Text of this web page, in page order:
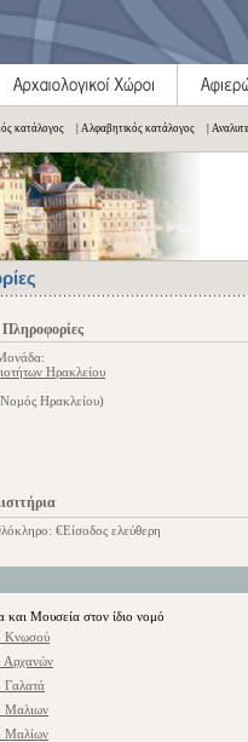
κατάλογος | Αλφαβητικός κατάλογος |
Πληροφορίες
Ηρακλείου
Ηρακλείου)
€Είσοδος ελεύθερη
Μουσεία στον ίδιο νομό
Kνωσού
Αρχανών
Γαλατά
Μαλιων
Μαλίων